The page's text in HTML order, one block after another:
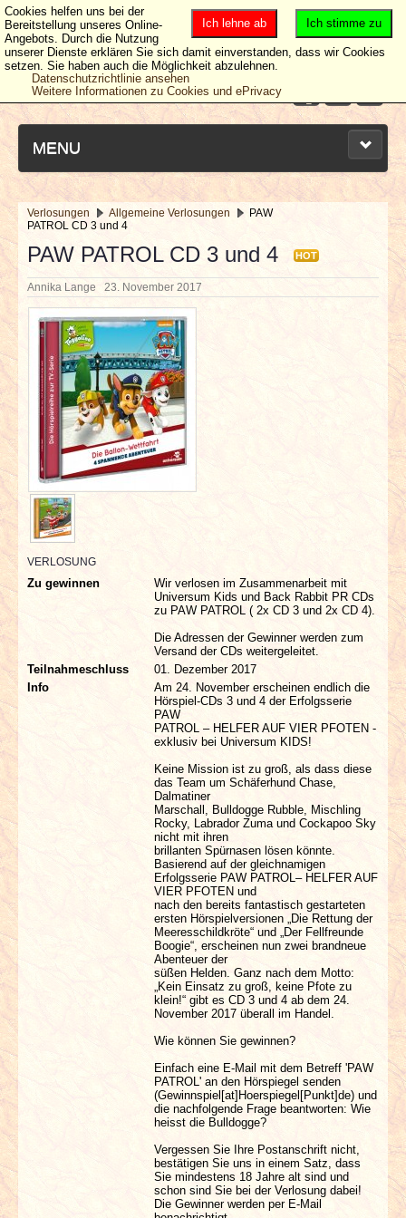
MENU
NEUESTE ARTIKEL
NEWS & DATES
BERICHTE
VERLOSUNGEN
INTERVIEWS
SPECIALS
REDAKTION
LINKS
Verlosungen Allgemeine Verlosungen
PAW
PATROL CD 3 und 4
PAW PATROL CD 3 und 4 HOT
Annika Lange 23. November 2017
VERLOSUNG
Zu gewinnen
Wir verlosen im Zusammenarbeit mit
Universum Kids und Back Rabbit PR CDs
zu PAW PATROL ( 2x CD 3 und 2x CD 4).
Die Adressen der Gewinner werden zum
Versand der CDs weitergeleitet.
Teilnahmeschluss
01. Dezember 2017
Info
Am 24. November erscheinen endlich die
Hörspiel-CDs 3 und 4 der Erfolgsserie
PAW
PATROL – HELFER AUF VIER PFOTEN -
exklusiv bei Universum KIDS!
Keine Mission ist zu groß, als dass diese
das Team um Schäferhund Chase,
Dalmatiner
Marschall, Bulldogge Rubble, Mischling
Rocky, Labrador Zuma und Cockapoo Sky
nicht mit ihren
brillanten Spürnasen lösen könnte.
Basierend auf der gleichnamigen
Erfolgsserie PAW PATROL– HELFER AUF
VIER PFOTEN und
nach den bereits fantastisch gestarteten
ersten Hörspielversionen „Die Rettung der
Meeresschildkröte“ und „Der Fellfreunde
Boogie“, erscheinen nun zwei brandneue
Abenteuer der
süßen Helden. Ganz nach dem Motto:
„Kein Einsatz zu groß, keine Pfote zu
klein!“ gibt es CD 3 und 4 ab dem 24.
November 2017 überall im Handel.
Wie können Sie gewinnen?
Einfach eine E-Mail mit dem Betreff 'PAW
PATROL' an den Hörspiegel senden
(Gewinnspiel[at]Hoerspiegel[Punkt]de) und
die nachfolgende Frage beantworten: Wie
heisst die Bulldogge?
Vergessen Sie Ihre Postanschrift nicht,
bestätigen Sie uns in einem Satz, dass
Sie mindestens 18 Jahre alt sind und
schon sind Sie bei der Verlosung dabei!
Die Gewinner werden per E-Mail
Ich stimme zu
Ich lehne ab
Cookies helfen uns bei der
Bereitstellung unseres Online-
Angebots. Durch die Nutzung
unserer Dienste erklären Sie sich damit einverstanden, dass wir Cookies
setzen. Sie haben auch die Möglichkeit abzulehnen.
Datenschutzrichtlinie ansehen
Weitere Informationen zu Cookies und ePrivacy